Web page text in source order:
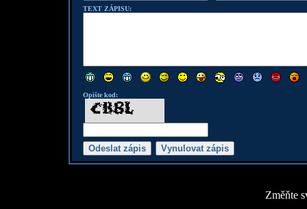
TEXT ZÁPISU:
Opište kod:
Změňte